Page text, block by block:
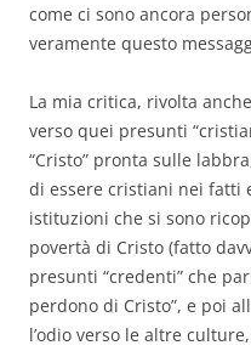
come ci sono ancora
veramente questo
La mia critica, rivolta
verso quei presunti
“Cristo” pronta sulle
di essere cristiani nei fatti
istituzioni che si sono
povertà di Cristo (fatto
presunti “credenti” che
perdono di Cristo”, e poi
l’odio verso le altre